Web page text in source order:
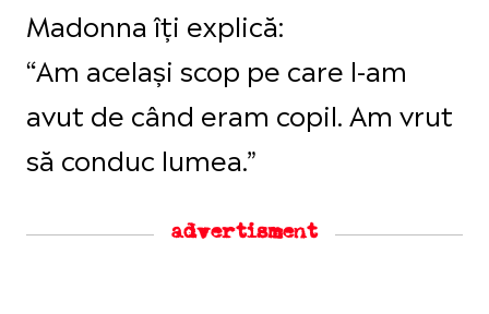
Madonna îți explică:
“Am același scop pe care l-am
avut de când eram copil. Am vrut
să conduc lumea.”
advertisment